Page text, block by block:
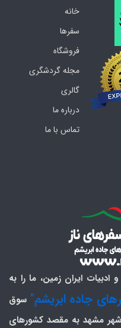
خانه
سفرها
فروشگاه
مجله گردشگری
گالری
درباره ما
تماس با ما
ایران زمین، ما را به
جاده ابریشم" سوق
شهر مشهد به مقصد کشورهای